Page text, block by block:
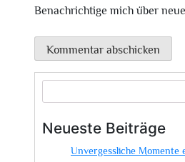
Benachrichtige mich über
Neueste Beiträge
Unvergessliche Momente